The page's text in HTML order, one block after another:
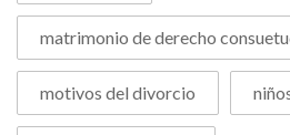
matrimonio de derecho
motivos del divorcio